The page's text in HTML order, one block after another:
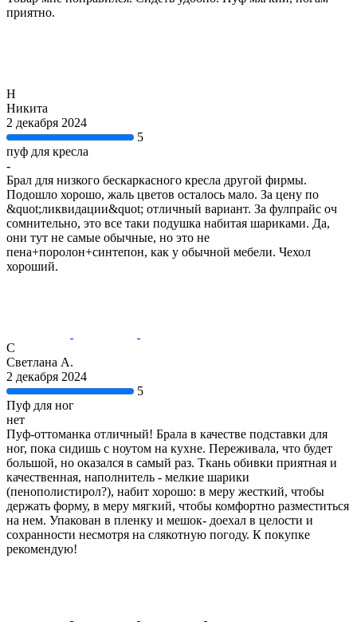
приятно.
Н
Никита
2 декабря 2024
5
пуф для кресла
-
Брал для низкого бескаркасного кресла другой фирмы.
Подошло хорошо, жаль цветов осталось мало. За цену по
&quot;ликвидации&quot; отличный вариант. За фулпрайс оч
сомнительно, это все таки подушка набитая шариками. Да,
они тут не самые обычные, но это не
пена+поролон+синтепон, как у обычной мебели. Чехол
хороший.
С
Светлана А.
2 декабря 2024
5
Пуф для ног
нет
Пуф-оттоманка отличный! Брала в качестве подставки для
ног, пока сидишь с ноутом на кухне. Переживала, что будет
большой, но оказался в самый раз. Ткань обивки приятная и
качественная, наполнитель - мелкие шарики
(пенополистирол?), набит хорошо: в меру жесткий, чтобы
держать форму, в меру мягкий, чтобы комфортно разместиться
на нем. Упакован в пленку и мешок- доехал в целости и
сохранности несмотря на слякотную погоду. К покупке
рекомендую!